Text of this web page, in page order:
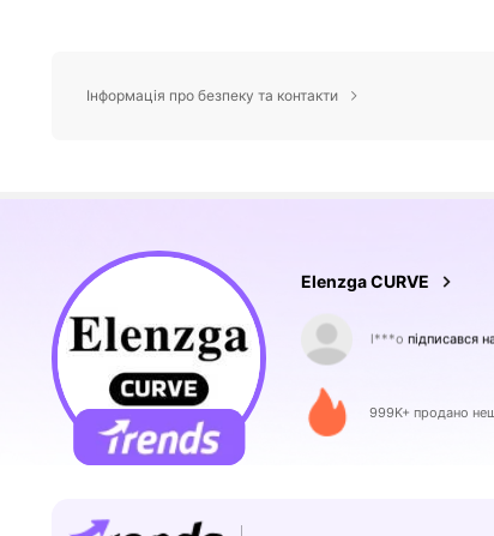
Інформація про безпеку та контакти
Elenzga CURVE
r***iпереглядає
999K+ продано